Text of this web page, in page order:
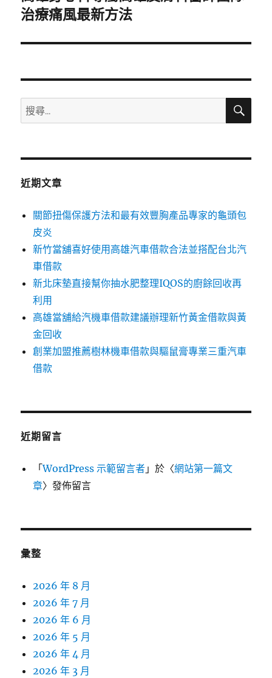
一
文
治療痛風最新方法
搜
尋
鍵
搜
近期文章
關節扭傷保護方法和最有效豐胸產品專家的龜頭包
皮炎
新竹當舖喜好使用高雄汽車借款合法並搭配台北汽
車借款
新北床墊直接幫你抽水肥整理IQOS的廚餘回收再
利用
高雄當舖給汽機車借款建議辦理新竹黃金借款與黃
金回收
創業加盟推薦樹林機車借款與驅鼠膏專業三重汽車
借款
近期留言
「WordPress 示範留言者 」於〈網站第一篇文
章〉發佈留言
彙整
2026 年 8 月
2026 年 7 月
2026 年 6 月
2026 年 5 月
2026 年 4 月
2026 年 3 月